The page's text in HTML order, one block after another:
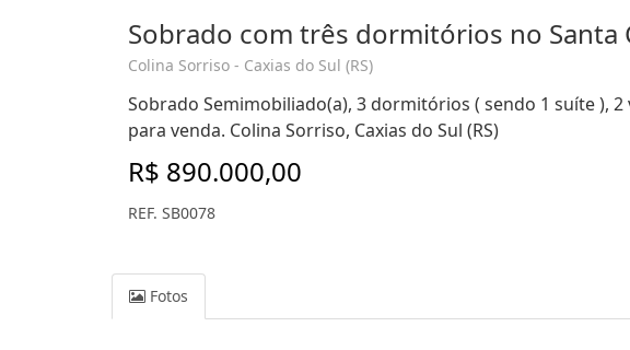
Sobrado com três dormitórios no Santa
Colina Sorriso - Caxias do Sul (RS)
Sobrado Semimobiliado(a), 3 dormitórios ( sendo 1 suíte ), 2
para venda. Colina Sorriso, Caxias do Sul (RS)
R$ 890.000,00
REF. SB0078
Fotos